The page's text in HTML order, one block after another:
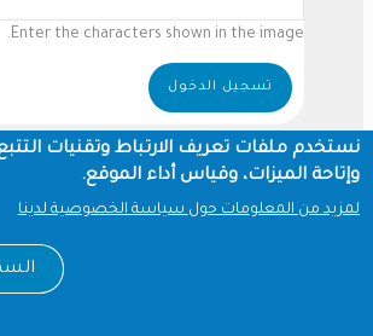
Enter the characters shown in the image.
نستخدم ملفات تعريف الارتباط وتقنيات
وإتاحة الميزات، وقياس أداء الموقع.
لمزيد من المعلومات حول سياسة الخصوصية لدينا